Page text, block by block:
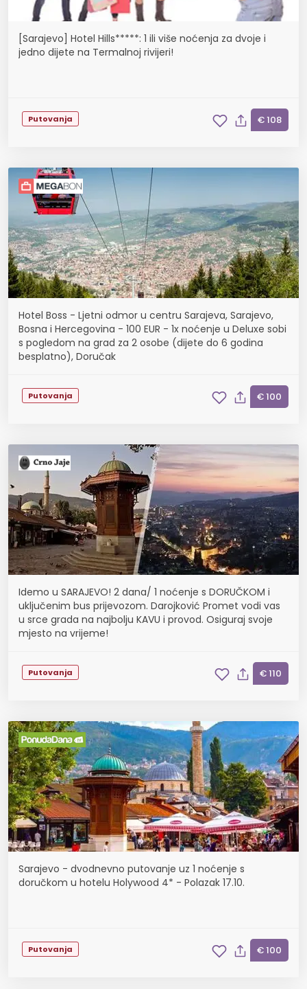
[Sarajevo] Hotel Hills*****: 1 ili više noćenja za dvoje i
jedno dijete na Termalnoj rivijeri!
Putovanja € 108
Hotel Boss - Ljetni odmor u centru Sarajeva, Sarajevo,
Bosna i Hercegovina - 100 EUR - 1x noćenje u Deluxe sobi
s pogledom na grad za 2 osobe (dijete do 6 godina
besplatno), Doručak
Putovanja € 100
Idemo u SARAJEVO! 2 dana/ 1 noćenje s DORUČKOM i
uključenim bus prijevozom. Darojković Promet vodi vas
u srce grada na najbolju KAVU i provod. Osiguraj svoje
mjesto na vrijeme!
Putovanja € 110
Sarajevo - dvodnevno putovanje uz 1 noćenje s
doručkom u hotelu Holywood 4* - Polazak 17.10.
Putovanja € 100